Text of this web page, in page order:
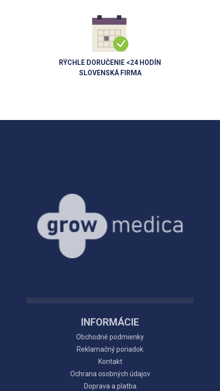
RÝCHLE DORUČENIE <24 HODÍN
SLOVENSKÁ FIRMA
INFORMÁCIE
Obchodné podmienky
Reklamačný poriadok
Kontakt
Ochrana osobných údajov
Doprava a platba